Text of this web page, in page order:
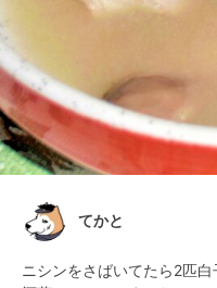
てかと
ニシンをさばいてたら2匹白